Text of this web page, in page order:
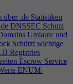
über .de Statistiken
DNSSEC Schutz
Umlaute und
Schützt wichtige
Registries
Escrow Service
ENUM-